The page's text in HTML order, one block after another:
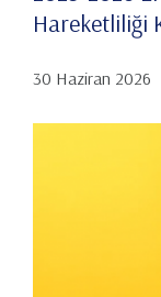
Hareketliliği
30 Haziran 2026